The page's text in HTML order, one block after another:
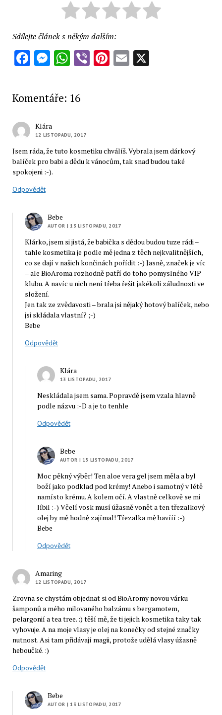
Sdílejte článek s někým dalším:
Facebook
Messenger
WhatsApp
ViberPinterest
Email
X
Komentáře: 16
Klára
12 LISTOPADU, 2017
Jsem ráda, že tuto kosmetiku chválíš. Vybrala jsem dárkový
balíček pro babi a dědu k vánocům, tak snad budou také
spokojeni :-).
Odpovědět
Bebe
AUTOR | 13 LISTOPADU, 2017
Klárko, jsem si jistá, že babička s dědou budou tuze rádi –
tahle kosmetika je podle mě jedna z těch nejkvalitnějších,
co se dají v našich končinách pořídit :-) Jasně, značek je víc
– ale BioAroma rozhodně patří do toho pomyslného VIP
klubu. A navíc u nich není třeba řešit jakékoli záludnosti ve
složení.
Jen tak ze zvědavosti – brala jsi nějaký hotový balíček, nebo
jsi skládala vlastní? ;-)
Bebe
Odpovědět
Klára
13 LISTOPADU, 2017
Neskládala jsem sama. Popravdě jsem vzala hlavně
podle názvu :-D a je to tenhle
Odpovědět
Bebe
AUTOR | 15 LISTOPADU, 2017
Moc pěkný výběr! Ten aloe vera gel jsem měla a byl
boží jako podklad pod krémy! Anebo i samotný v létě
namísto krému. A kolem očí. A vlastně celkově se mi
líbil :-) Včelí vosk musí úžasně vonět a ten třezalkový
olej by mě hodně zajímal! Třezalka mě bavííí :-)
Bebe
Odpovědět
Amaring
12 LISTOPADU, 2017
Zrovna se chystám objednat si od BioAromy novou várku
šamponů a mého milovaného balzámu s bergamotem,
pelargonií a tea tree. :) těší mě, že ti jejich kosmetika taky tak
vyhovuje. A na moje vlasy je olej na konečky od stejné značky
nutnost. Asi tam přidávají magii, protože udělá vlasy úžasně
heboučké. :)
Odpovědět
Bebe
AUTOR | 13 LISTOPADU, 2017